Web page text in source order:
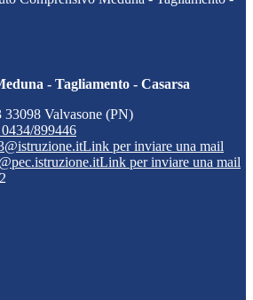
- Tagliamento - Casarsa
33098 Valvasone (PN)
899446
Link per inviare una mail
Link per inviare una mail